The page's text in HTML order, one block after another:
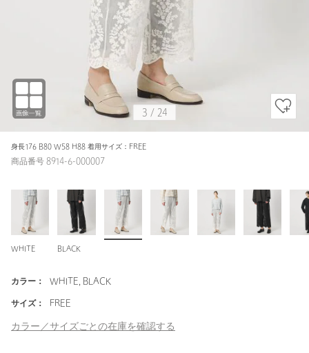
身長176 B80 W58 H88 着用サイズ：FREE
3 / 24
商品番号 8914-6-000007
WHITE BLACK
カラー： WHITE, BLACK
サイズ： FREE
カラー／サイズごとの在庫を確認する
WHITE